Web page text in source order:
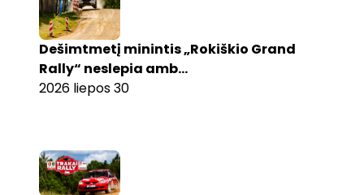
Dešimtmetį minintis „Rokiškio Grand
Rally“ neslepia amb...
2026 liepos 30